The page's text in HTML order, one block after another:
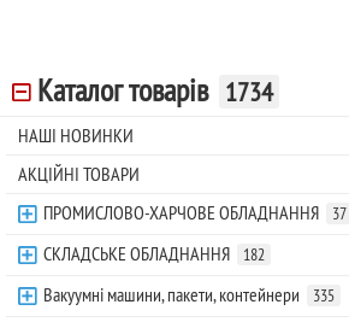
Каталог товарів 1734
НАШІ НОВИНКИ
АКЦІЙНІ ТОВАРИ
ПРОМИСЛОВО-ХАРЧОВЕ ОБЛАДНАННЯ
37
СКЛАДСЬКЕ ОБЛАДНАННЯ 182
Вакуумні машини, пакети, контейнери 335